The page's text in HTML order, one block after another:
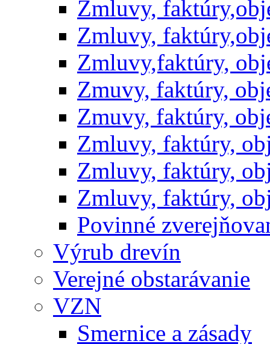
Zmluvy,
Zmluvy,
Zmluvy,faktúry,
Zmuvy, faktúry,
Zmuvy, faktúry,
Zmluvy, faktúry,
Zmluvy, faktúry,
Zmluvy, faktúry,
Povinné
Výrub drevín
Verejné obstarávanie
VZN
Smernice a zásady